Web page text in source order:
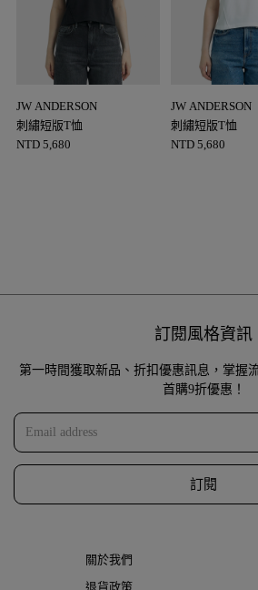
JW ANDERSON
刺繡短版T恤
NTD 5,680
JW ANDERSON
刺繡短版T恤
NTD 5,680
訂閱風格資訊
第一時間獲取新品、折扣優惠訊息，掌握
首購9折優惠！
訂閱
關於我們
退貨政策